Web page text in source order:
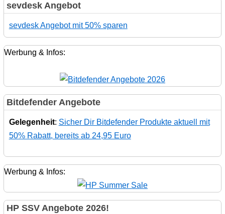
sevdesk Angebot
sevdesk Angebot mit 50% sparen
Werbung & Infos:
Bitdefender Angebote
Gelegenheit: Sicher Dir Bitdefender Produkte aktuell mit
50% Rabatt, bereits ab 24,95 Euro
Werbung & Infos:
HP SSV Angebote 2026!